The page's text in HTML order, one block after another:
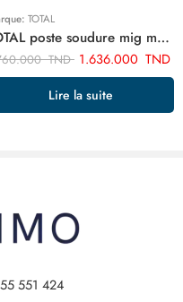
TOTAL
TOTAL poste soudure mig mag 160a 220/240 inverter + Cadeaux Bobine fil TMGT1601
TND 1.636.000 TND
Lire la suite
551 424